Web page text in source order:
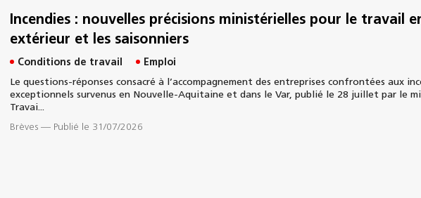
Incendies : nouvelles précisions ministérielles pour le travail
extérieur et les saisonniers
Conditions de travail
Emploi
Le questions-réponses consacré à l’accompagnement des entreprises confrontées aux
exceptionnels survenus en Nouvelle-Aquitaine et dans le Var, publié le 28 juillet par le
Travai...
Brèves — Publié le 31/07/2026